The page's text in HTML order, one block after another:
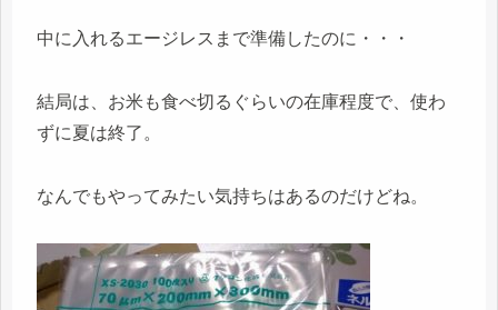
中に入れるエージレスまで準備したのに・・・
結局は、お米も食べ切るぐらいの在庫程度で、使わ
ずに夏は終了。
なんでもやってみたい気持ちはあるのだけどね。